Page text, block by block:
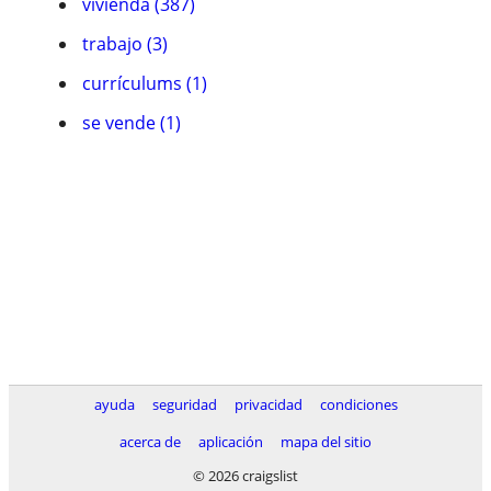
trabajo (3)
currículums (1)
se vende (1)
ayuda seguridad privacidad
condiciones
acerca de
aplicación
mapa del sitio
© 2026 craigslist